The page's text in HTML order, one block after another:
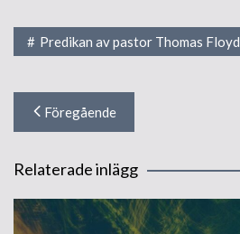
Predikan av pastor Thomas Floyd
Inläggsnavigering
Föregående
Relaterade inlägg